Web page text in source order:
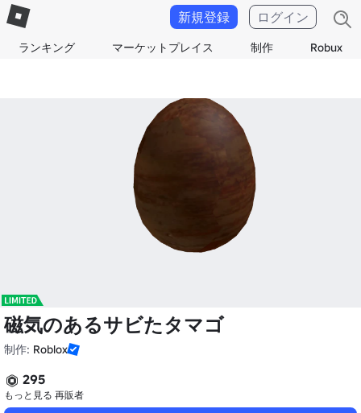
ランキング マーケットプレイス 制作 Robux
新規登録 ログイン
磁気のあるサビたタマゴ
制作: Roblox
295
もっと見る 再販者